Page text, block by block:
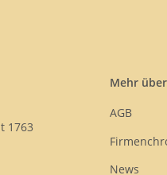
1763
Mehr über
AGB
News